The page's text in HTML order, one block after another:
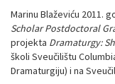
Marinu Blaževiću 2011.
Scholar Postdoctoral
projekta Dramaturgy:
školi Sveučilištu
Dramaturgiju) i na